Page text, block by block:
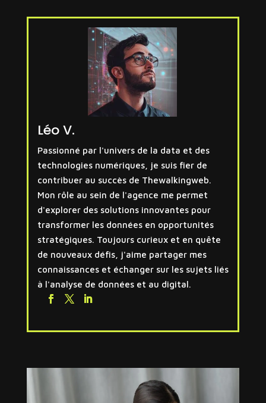
Léo V.
Passionné par l'univers de la data et des
technologies numériques, je suis fier de
contribuer au succès de Thewalkingweb.
Mon rôle au sein de l'agence me permet
d'explorer des solutions innovantes pour
transformer les données en opportunités
stratégiques. Toujours curieux et en quête
de nouveaux défis, j'aime partager mes
connaissances et échanger sur les sujets liés
à l'analyse de données et au digital.